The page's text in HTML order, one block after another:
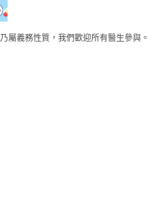
屬義務性質，我們歡迎所有醫生參與。